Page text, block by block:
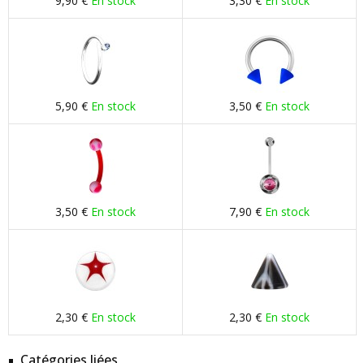
5,90 € En stock 3,50 € En stock
3,50 € En stock 7,90 € En stock
2,30 € En stock 2,30 € En stock